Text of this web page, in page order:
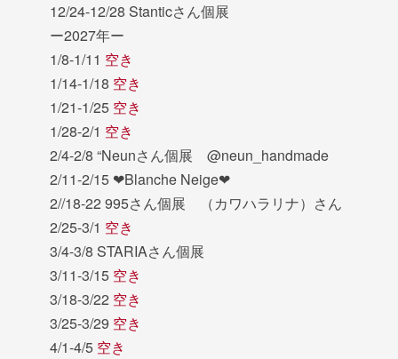
12/24-12/28 Stanticさん個展
ー2027年ー
1/8-1/11 空き
1/14-1/18 空き
1/21-1/25 空き
1/28-2/1 空き
2/4-2/8 “Neunさん個展 @neun_handmade
2/11-2/15 ❤︎Blanche Neige❤︎
2//18-22 995さん個展 （カワハラリナ）さん
2/25-3/1 空き
3/4-3/8 STARIAさん個展
3/11-3/15 空き
3/18-3/22 空き
3/25-3/29 空き
4/1-4/5 空き